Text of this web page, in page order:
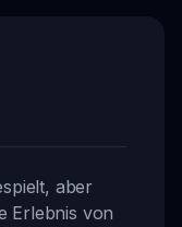
aber
Erlebnis von